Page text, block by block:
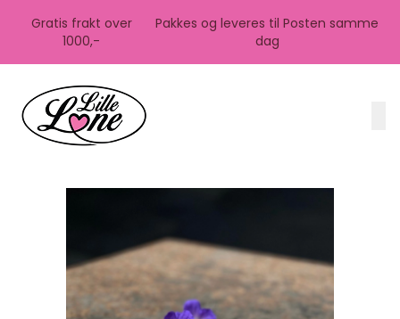
Gratis frakt over
1000,-
Pakkes og leveres til Posten samme
dag